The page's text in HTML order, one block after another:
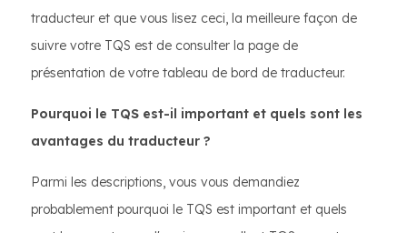
traducteur et que vous lisez ceci, la meilleure façon de
suivre votre TQS est de consulter la page de
présentation de votre tableau de bord de traducteur.
Pourquoi le TQS est-il important et quels sont les
avantages du traducteur ?
Parmi les descriptions, vous vous demandiez
probablement pourquoi le TQS est important et quels